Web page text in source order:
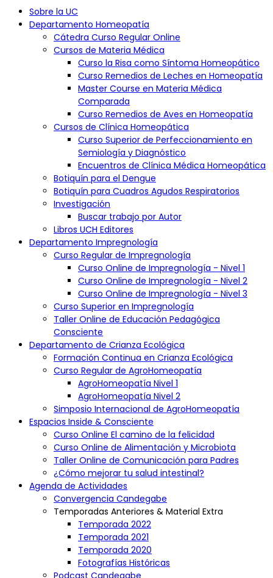
cada curso o servicio. Consulta estas políticas antes de realizar
una compra.
Limitación de Responsabilidad:
La Universidad Candegabe no se hace responsable de
cualquier daño directo o indirecto resultante del uso del sitio
web. La información proporcionada es solo con fines educativos
y no constituye asesoramiento profesional.
Jurisdicción y Ley Aplicable:
Estos términos y condiciones se rigen por las leyes del Estado
de Florida, Estados Unidos. Cualquier disputa se resolverá en los
tribunales de jurisdicción competente en el condado de Miami-
Política de Privacidad de la
Universidad Candegabe:
Información Recopilada:
La Universidad Candegabe recopila información personal como
nombre, dirección de correo electrónico y detalles de pago.
Esta información se utiliza para administrar cuentas de usuario y
procesar pagos.
Cookies y Tecnologías Similares:
El sitio puede utilizar cookies y tecnologías similares para
mejorar la experiencia del usuario. Puedes gestionar las
preferencias de cookies a través de la configuración de tu
Seguridad de la Información:
Se implementan medidas de seguridad para proteger la
información del usuario. Sin embargo, la transmisión de datos a
través de Internet no puede garantizarse como totalmente
segura.
Divulgación de Información:
La Universidad Candegabe no divulgará información personal a
terceros sin el consentimiento expreso del usuario, excepto
cuando sea requerido por la ley.
Cambios en la Política de Privacidad:
La Universidad Candegabe se reserva el derecho de modificar
esta política en cualquier momento. Los cambios se notificarán a
los usuarios a través del sitio web.
Contacto:
Para preguntas o inquietudes relacionadas con la privacidad,
puedes ponerte en contacto con nosotros a través de
info@universidadcandegabe.org
Información Adicional:
Naturaleza No Oficial:
La Universidad Candegabe, a pesar de proporcionar cursos y
certificados de formación, no está registrada como una
institución educativa ante el Ministerio de Educación o entidad
Sobre la UC
Departamento Homeopatía
Cátedra Curso Regular Online
Cursos de Materia Médica
Curso la Risa como Síntoma Homeopático
Curso Remedios de Leches en Homeopatía
Master Course en Materia Médica
Comparada
Curso Remedios de Aves en Homeopatía
Cursos de Clínica Homeopática
Curso Superior de Perfeccionamiento en
Semiología y Diagnóstico
Encuentros de Clínica Médica Homeopática
Botiquín para el Dengue
Botiquín para Cuadros Agudos Respiratorios
Investigación
Buscar trabajo por Autor
Libros UCH Editores
Departamento Impregnología
Curso Regular de Impregnología
Curso Online de Impregnología - Nivel 1
Curso Online de Impregnología - Nivel 2
Curso Online de Impregnología - Nivel 3
Curso Superior en Impregnología
Taller Online de Educación Pedagógica
Consciente
Departamento de Crianza Ecológica
Formación Continua en Crianza Ecológica
Curso Regular de AgroHomeopatía
AgroHomeopatía Nivel 1
AgroHomeopatía Nivel 2
Simposio Internacional de AgroHomeopatía
Espacios Inside & Consciente
Curso Online El camino de la felicidad
Curso Online de Alimentación y Microbiota
Taller Online de Comunicación para Padres
¿Cómo mejorar tu salud intestinal?
Agenda de Actividades
Convergencia Candegabe
Temporadas Anteriores & Material Extra
Temporada 2022
Temporada 2021
Temporada 2020
Fotografías Históricas